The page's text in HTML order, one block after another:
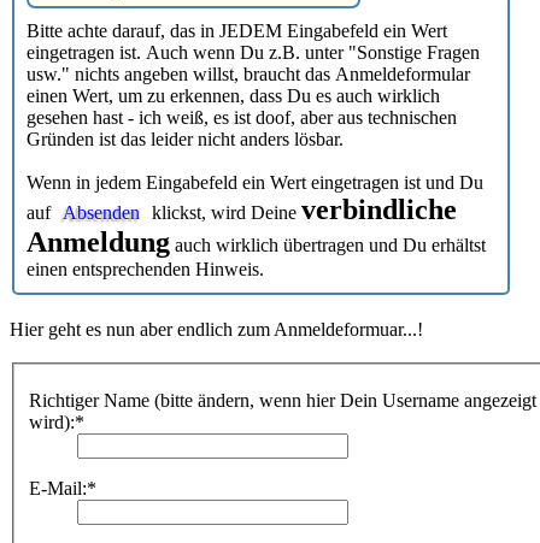
Bitte achte darauf, das in JEDEM Eingabefeld ein Wert
eingetragen ist. Auch wenn Du z.B. unter "Sonstige Fragen
usw." nichts angeben willst, braucht das Anmeldeformular
einen Wert, um zu erkennen, dass Du es auch wirklich
gesehen hast - ich weiß, es ist doof, aber aus technischen
Gründen ist das leider nicht anders lösbar.
Wenn in jedem Eingabefeld ein Wert eingetragen ist und Du
auf Absenden klickst, wird Deine verbindliche
Anmeldung auch wirklich übertragen und Du erhältst
einen entsprechenden Hinweis.
Hier geht es nun aber endlich zum Anmeldeformuar...!
Richtiger Name (bitte ändern, wenn hier Dein Username angezeigt
wird):*
E-Mail:*